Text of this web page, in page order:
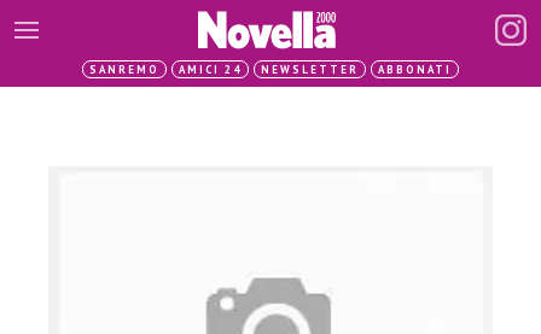
SANREMO AMICI 24 NEWSLETTER ABBONATI